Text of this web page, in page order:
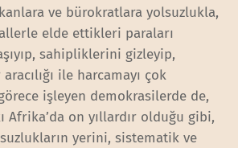
ve bürokratlara yolsuzlukla,
elde ettikleri paraları
sahipliklerini gizleyip,
ile harcamayı çok
işleyen demokrasilerde de,
Afrika’da on yıllardır olduğu gibi,
yerini, sistematik ve